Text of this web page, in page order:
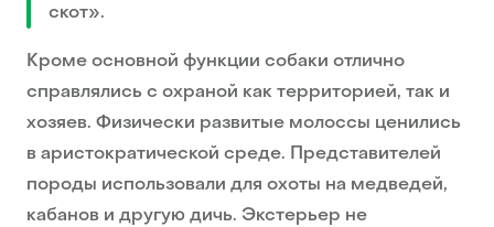
скот».
Кроме основной функции собаки отлично
справлялись с охраной как территорией, так и
хозяев. Физически развитые молоссы ценились
в аристократической среде. Представителей
породы использовали для охоты на медведей,
кабанов и другую дичь. Экстерьер не